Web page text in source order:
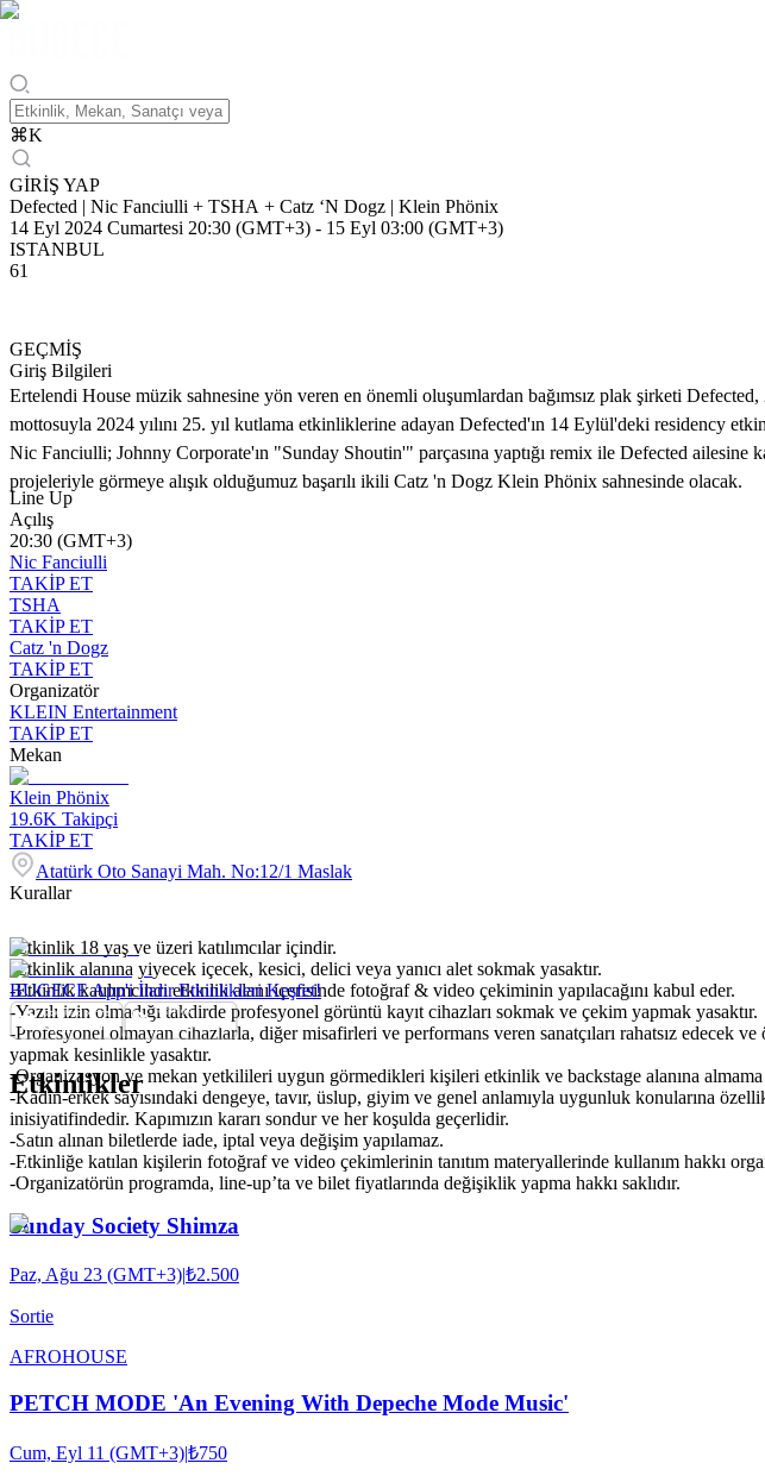
⌘K
GİRİŞ YAP
Defected | Nic Fanciulli + TSHA + Catz ‘N Dogz | Klein Phönix
14 Eyl 2024 Cumartesi 20:30 (GMT+3) - 15 Eyl 03:00 (GMT+3)
ISTANBUL
61
GEÇMİŞ
Giriş Bilgileri
Ertelendi House müzik sahnesine yön veren en önemli oluşumlardan bağımsız plak şirketi
mottosuyla 2024 yılını 25. yıl kutlama etkinliklerine adayan Defected'ın 14 Eylül'deki residency
Nic Fanciulli; Johnny Corporate'ın "Sunday Shoutin'" parçasına yaptığı remix ile Defected
projeleriyle görmeye alışık olduğumuz başarılı ikili Catz 'n Dogz Klein Phönix sahnesinde olacak.
Line Up
Açılış
20:30 (GMT+3)
Nic Fanciulli
TAKİP ET
TSHA
TAKİP ET
Catz 'n Dogz
TAKİP ET
Organizatör
KLEIN Entertainment
TAKİP ET
Mekan
Klein Phönix
19.6K Takipçi
TAKİP ET
Atatürk Oto Sanayi Mah. No:12/1 Maslak
Kurallar
-Etkinlik 18 yaş ve üzeri katılımcılar içindir.
-Etkinlik alanına yiyecek içecek, kesici, delici veya yanıcı alet sokmak yasaktır.
-Etkinlik katılımcıları etkinlik alanı içerisinde fotoğraf & video çekiminin yapılacağını kabul eder.
-Yazılı izin olmadığı takdirde profesyonel görüntü kayıt cihazları sokmak ve çekim yapmak yasaktır.
-Profesyonel olmayan cihazlarla, diğer misafirleri ve performans veren sanatçıları rahatsız edecek
yapmak kesinlikle yasaktır.
-Organizasyon ve mekan yetkilileri uygun görmedikleri kişileri etkinlik ve backstage alanına almama
-Kadın-erkek sayısındaki dengeye, tavır, üslup, giyim ve genel anlamıyla uygunluk konularına
inisiyatifindedir. Kapımızın kararı sondur ve her koşulda geçerlidir.
-Satın alınan biletlerde iade, iptal veya değişim yapılamaz.
-Etkinliğe katılan kişilerin fotoğraf ve video çekimlerinin tanıtım materyallerinde kullanım hakkı
-Organizatörün programda, line-up’ta ve bilet fiyatlarında değişiklik yapma hakkı saklıdır.
BUGECE App'i İndir Etkinlikleri Keşfet!
Etkinlikler
Sunday Society Shimza
Paz, Ağu 23 (GMT+3)|₺2.500
Sortie
AFROHOUSE
PETCH MODE 'An Evening With Depeche Mode Music'
Cum, Eyl 11 (GMT+3)|₺750